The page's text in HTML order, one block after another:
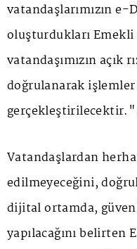
vatandaşlarımızın
oluşturdukları
vatandaşımızın açık
doğrulanarak
Vatandaşlardan
edilmeyeceğini,
dijital ortamda,
yapılacağını